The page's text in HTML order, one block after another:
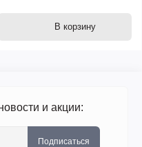
В корзину
и акции:
Подписаться